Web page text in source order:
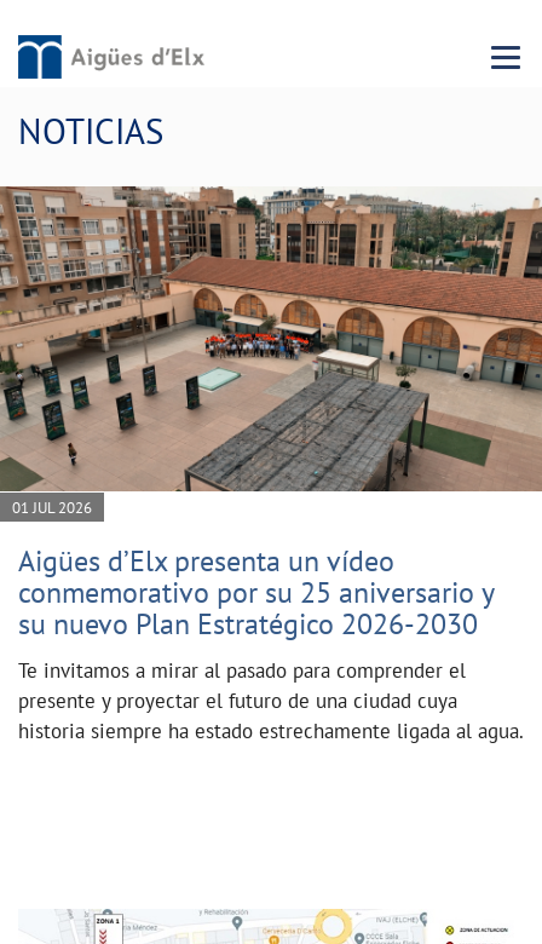
Menu
NOTICIAS
01 JUL 2026
Aigües d’Elx presenta un vídeo
conmemorativo por su 25 aniversario y
su nuevo Plan Estratégico 2026-2030
Te invitamos a mirar al pasado para comprender el
presente y proyectar el futuro de una ciudad cuya
historia siempre ha estado estrechamente ligada al agua.